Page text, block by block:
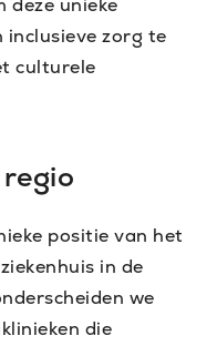
inclusieve zorg te
culturele
positie van het
in de
we
die